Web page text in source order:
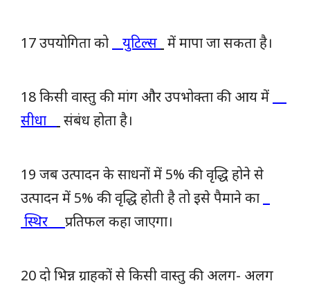
17 उपयोगिता को युटिल्स में मापा जा सकता है।
18 किसी वास्तु की मांग और उपभोक्ता की आय में
सीधा
संबंध होता है।
19 जब उत्पादन के साधनों में 5% की वृद्धि होने से
उत्पादन में 5% की वृद्धि होती है तो इसे पैमाने का
स्थिर प्रतिफल कहा जाएगा।
20 दो भिन्न ग्राहकों से किसी वास्तु की अलग- अलग